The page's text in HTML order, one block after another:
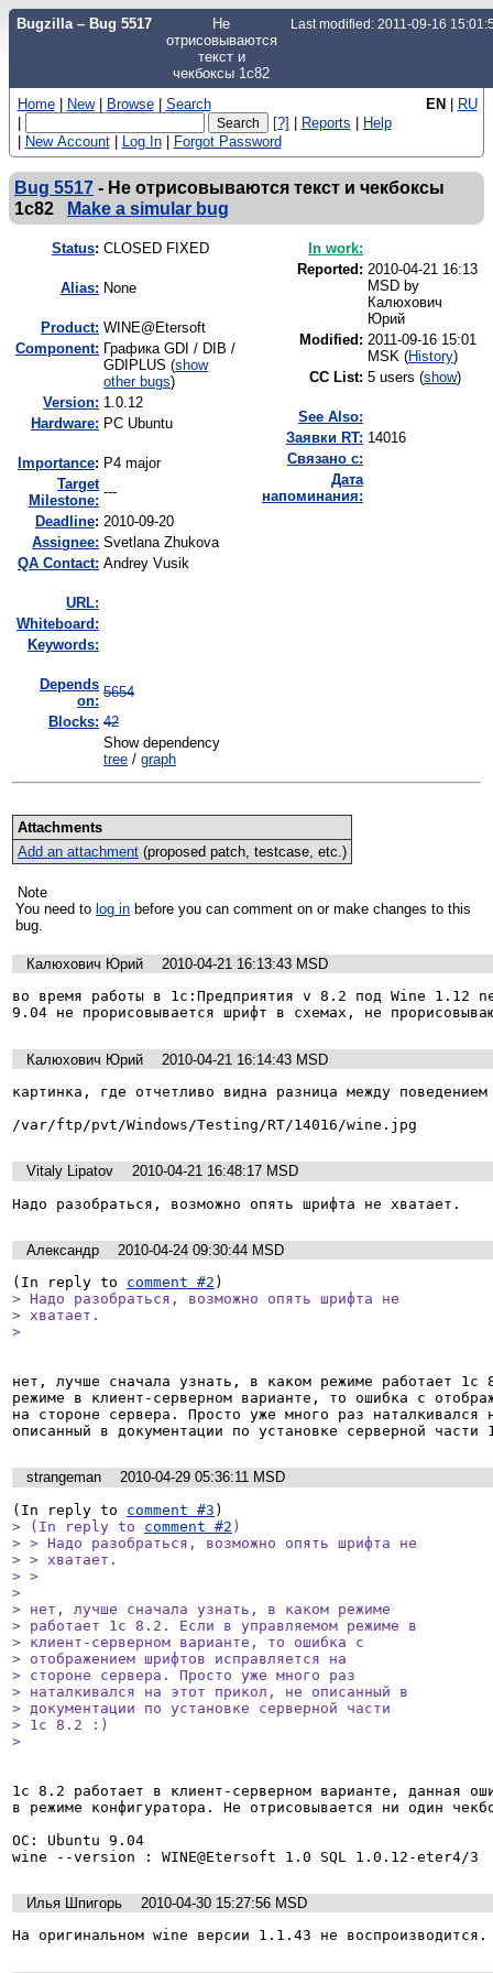
Bugzilla – Bug 5517
Не
отрисовываются
текст и
чекбоксы 1с82
Last modified: 2011-09-16
EN | RU
Home | New | Browse | Search
|
[?] | Reports | Help
| New Account | Log In | Forgot Password
Bug 5517 - Не отрисовываются текст и чекбоксы
1с82
Make a simular bug
Status: CLOSED FIXED
Alias: None
Product: WINE@Etersoft
Component: Графика GDI / DIB /
GDIPLUS (show
other bugs)
Version: 1.0.12
Hardware: PC Ubuntu
mportance: P4 major
Target
Milestone:
---
Deadline: 2010-09-20
Assignee: Svetlana Zhukova
QA Contact: Andrey Vusik
URL:
Whiteboard:
Keywords:
Depends
on:
5654
Blocks: 42
Show dependency
tree / graph
In work:
Reported: 2010-04-21 16:13
MSD by
Калюхович
Юрий
Modified: 2011-09-16 15:01
MSK (History)
CC List: 5 users (show)
See Also:
Заявки RT: 14016
Связано с:
Дата
напоминания:
Attachments
Add an attachment(proposed patch, testcase, etc.)
Note
You need to log in
bug.
Калюхович Юрий
2010-04-21 16:13:43 MSD
во время работы в 1с:Предприятия v 8.2 под Wine 1.12
9.04 не прорисовывается шрифт в схемах, не
Калюхович Юрий
2010-04-21 16:14:43 MSD
картинка, где отчетливо видна разница между
/var/ftp/pvt/Windows/Testing/RT/14016/wine.jpg
Vitaly Lipatov
2010-04-21 16:48:17 MSD
Надо разобраться, возможно опять шрифта не хватает.
Александр
2010-04-24 09:30:44 MSD
(In reply to comment #2
> Надо разобраться, возможно опять шрифта не
> хватает.
>
нет, лучше сначала узнать, в каком режиме работает 1с
режиме в клиент-серверном варианте, то ошибка с
на стороне сервера. Просто уже много раз наталкивался
описанный в документации по установке серверной
strangeman
2010-04-29 05:36:11 MSD
(In reply to comment #3
> (In reply to comment #2 )
> > Надо разобраться, возможно опять шрифта не
> > хватает.
> >
>
> нет, лучше сначала узнать, в каком режиме
> работает 1с 8.2. Если в управляемом режиме в
> клиент-серверном варианте, то ошибка с
> отображением шрифтов исправляется на
> стороне сервера. Просто уже много раз
> наталкивался на этот прикол, не описанный в
> документации по установке серверной части
> 1с 8.2 :)
>
1с 8.2 работает в клиент-серверном варианте, данная
в режиме конфигуратора. Не отрисовывается ни один
ОС: Ubuntu 9.04
wine --version : WINE@Etersoft 1.0 SQL 1.0.12-eter4/3
Илья Шпигорь
2010-04-30 15:27:56 MSD
На оригинальном wine версии 1.1.43 не воспроизводится.